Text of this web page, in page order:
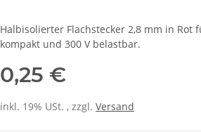
Halbisolierter Flachstecker 2,8 mm in Rot
kompakt und 300 V belastbar.
0,25 €
inkl. 19% USt. , zzgl. Versand